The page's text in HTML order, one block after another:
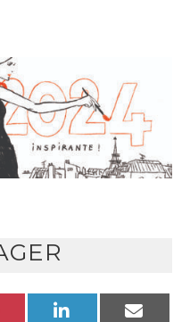
PINTEREST LINKEDIN